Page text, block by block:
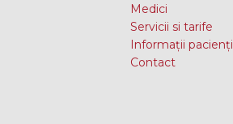
Medici
Servicii si tarife
Informații pacienți
Contact